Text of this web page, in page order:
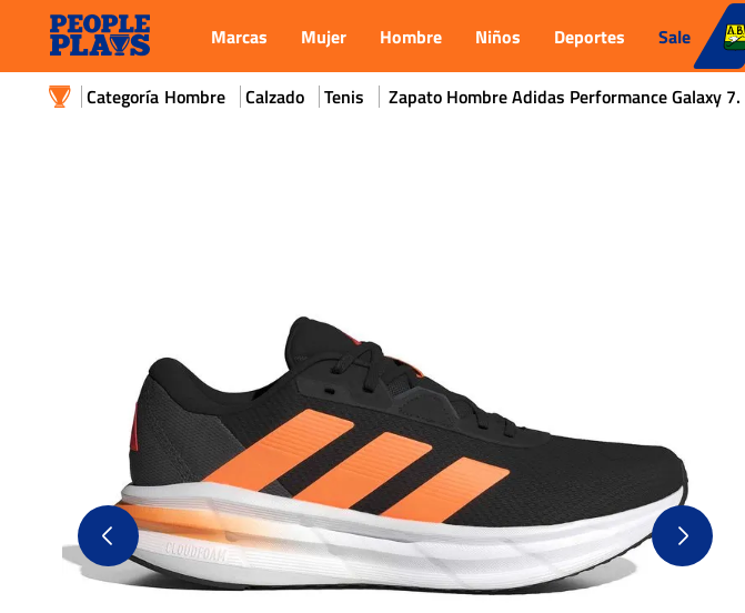
Marcas Mujer Hombre Niños Deportes Sale
Hombre Calzado Tenis Zapato Hombre Adidas Performance Galaxy 7.